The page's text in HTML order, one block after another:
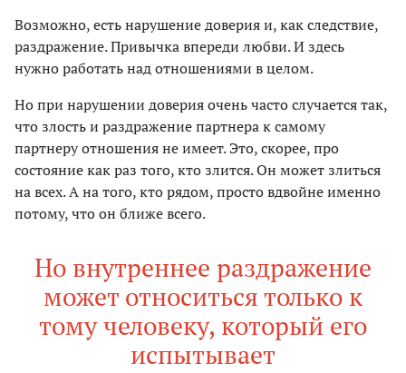
Возможно, есть нарушение доверия и, как следствие,
раздражение. Привычка впереди любви. И здесь
нужно работать над отношениями в целом.
Но при нарушении доверия очень часто случается так,
что злость и раздражение партнера к самому
партнеру отношения не имеет. Это, скорее, про
состояние как раз того, кто злится. Он может злиться
на всех. А на того, кто рядом, просто вдвойне именно
потому, что он ближе всего.
Но внутреннее раздражение
может относиться только к
тому человеку, который его
испытывает